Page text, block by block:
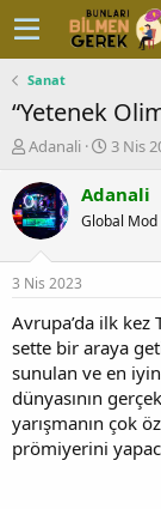
Sanat
“Yetenek
K
n
u
y
b
a
ş
a
t
a
n
Adanali
B
ş
a
ç
a
r
i
h
3 Nis
Adanali
Global Mod
3 Nis 2023
Avrupa’da ilk
sette bir araya
sunulan ve en
dünyasının
yarışmanın çok
prömiyerini